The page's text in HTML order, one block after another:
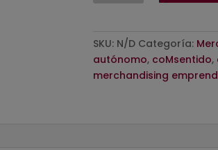
karma,
nosotros
lo
SKU: N/D Categoría:
autónomo, coMsentido,
merchandising